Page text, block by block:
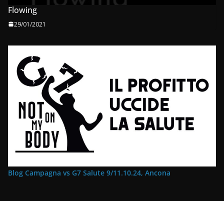
Flowing
29/01/2021
Blog Campagna vs G7 Salute 9/11.10.24, Ancona